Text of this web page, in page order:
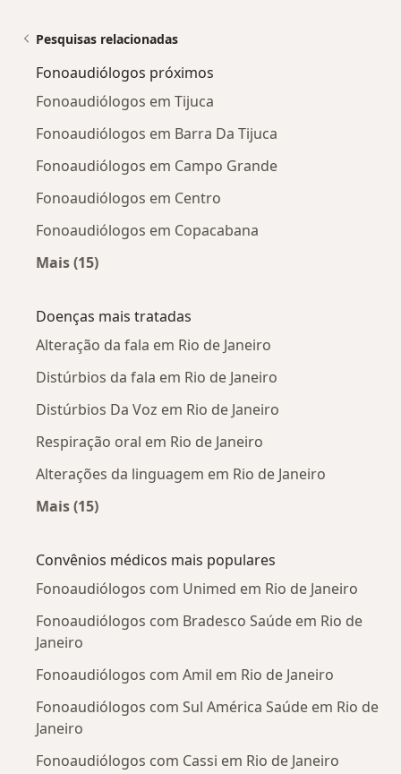
Pesquisas relacionadas
Fonoaudiólogos próximos
Fonoaudiólogos em Tijuca
Fonoaudiólogos em Barra Da Tijuca
Fonoaudiólogos em Campo Grande
Fonoaudiólogos em Centro
Fonoaudiólogos em Copacabana
Mais (15)
Doenças mais tratadas
Alteração da fala em Rio de Janeiro
Distúrbios da fala em Rio de Janeiro
Distúrbios Da Voz em Rio de Janeiro
Respiração oral em Rio de Janeiro
Alterações da linguagem em Rio de Janeiro
Mais (15)
Convênios médicos mais populares
Fonoaudiólogos com Unimed em Rio de Janeiro
Fonoaudiólogos com Bradesco Saúde em Rio de
Janeiro
Fonoaudiólogos com Amil em Rio de Janeiro
Fonoaudiólogos com Sul América Saúde em Rio de
Janeiro
Fonoaudiólogos com Cassi em Rio de Janeiro